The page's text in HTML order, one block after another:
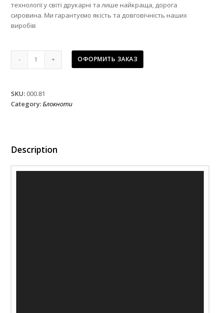
технології у світі друкарні та лише найкраща, дорога
сировина. Ми гарантуємо якість та довговічність наших
виробів
Блокнот
quantity
ОФОРМИТЬ ЗАКАЗ
SKU: 000.81
Category:Блокноти
Description